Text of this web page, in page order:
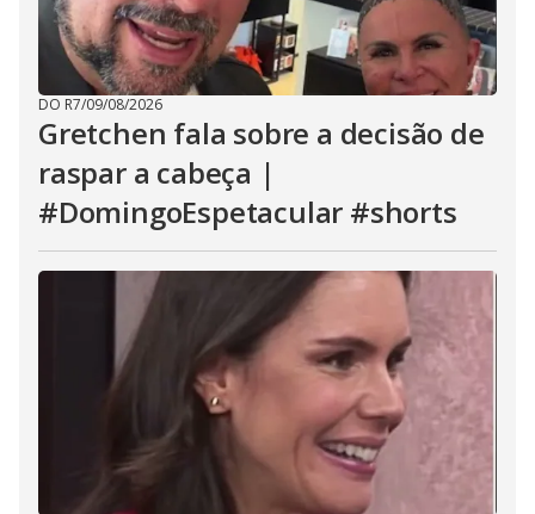
DO R7/09/08/2026
Gretchen fala sobre a decisão de
raspar a cabeça |
#DomingoEspetacular #shorts